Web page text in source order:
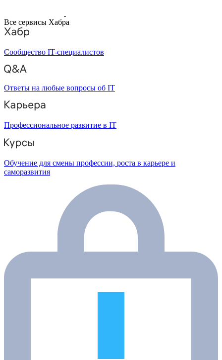
Все сервисы Хабра
Сообщество IT-специалистов
Ответы на любые вопросы об IT
Профессиональное развитие в IT
Обучение для смены профессии, роста в карьере и
саморазвития